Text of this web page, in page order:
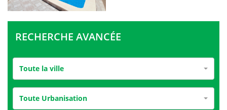
RECHERCHE AVANCÉE
Toute la ville
Toute Urbanisation